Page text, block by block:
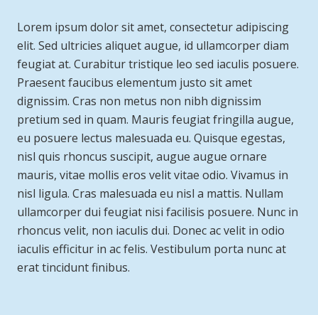
Lorem ipsum dolor sit amet, consectetur adipiscing
elit. Sed ultricies aliquet augue, id ullamcorper diam
feugiat at. Curabitur tristique leo sed iaculis posuere.
Praesent faucibus elementum justo sit amet
dignissim. Cras non metus non nibh dignissim
pretium sed in quam. Mauris feugiat fringilla augue,
eu posuere lectus malesuada eu. Quisque egestas,
nisl quis rhoncus suscipit, augue augue ornare
mauris, vitae mollis eros velit vitae odio. Vivamus in
nisl ligula. Cras malesuada eu nisl a mattis. Nullam
ullamcorper dui feugiat nisi facilisis posuere. Nunc in
rhoncus velit, non iaculis dui. Donec ac velit in odio
iaculis efficitur in ac felis. Vestibulum porta nunc at
erat tincidunt finibus.